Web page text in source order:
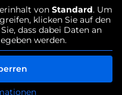
von Standard. Um
klicken Sie auf den
dass dabei Daten an
werden.